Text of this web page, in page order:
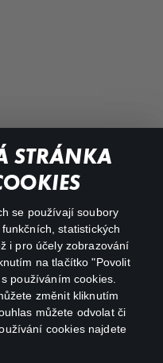
STRÁNKA
se používají soubory
statistických
i pro účely zobrazování
na tlačítko "Povolit
používáním cookies.
změnit kliknutím
můžete odvolat či
cookies najdete